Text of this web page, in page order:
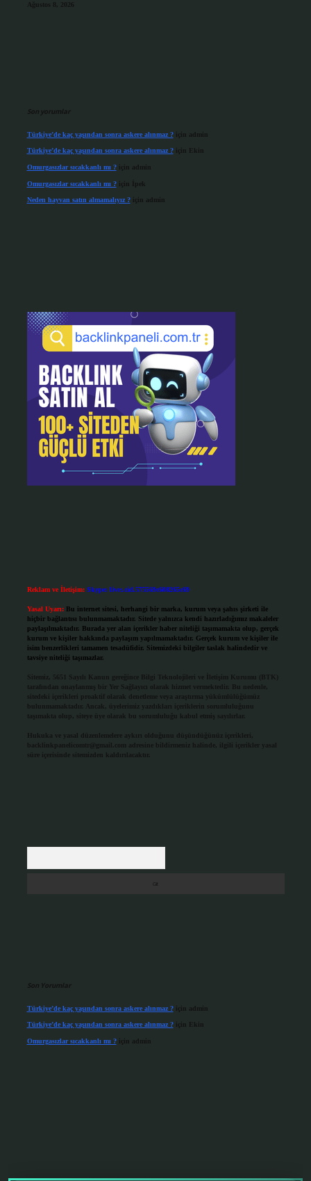
Ağustos 8, 2026
Son yorumlar
Türkiye’de kaç yaşından sonra askere alınmaz ?için admin
Türkiye’de kaç yaşından sonra askere alınmaz ?için Ekin
Omurgasızlar sıcakkanlı mı ?için admin
Omurgasızlar sıcakkanlı mı ?için İpek
Neden hayvan satın almamalıyız ?için admin
Reklam ve İletişim: Skype: live:.cid.575569c608265c69
Yasal Uyarı: Bu internet sitesi, herhangi bir marka, kurum veya şahıs şirketi ile
hiçbir bağlantısı bulunmamaktadır. Sitede yalnızca kendi hazırladığımız makaleler
paylaşılmaktadır. Burada yer alan içerikler haber niteliği taşımamakta olup, gerçek
kurum ve kişiler hakkında paylaşım yapılmamaktadır. Gerçek kurum ve kişiler ile
isim benzerlikleri tamamen tesadüfidir. Sitemizdeki bilgiler taslak halindedir ve
tavsiye niteliği taşımazlar.
Sitemiz, 5651 Sayılı Kanun gereğince Bilgi Teknolojileri ve İletişim Kurumu (BTK)
tarafından onaylanmış bir Yer Sağlayıcı olarak hizmet vermektedir. Bu nedenle,
sitedeki içerikleri proaktif olarak denetleme veya araştırma yükümlülüğümüz
bulunmamaktadır. Ancak, üyelerimiz yazdıkları içeriklerin sorumluluğunu
taşımakta olup, siteye üye olarak bu sorumluluğu kabul etmiş sayılırlar.
Hukuka ve yasal düzenlemelere aykırı olduğunu düşündüğünüz içerikleri,
backlinkpanelicomtr@gmail.com adresine bildirmeniz halinde, ilgili içerikler yasal
süre içerisinde sitemizden kaldırılacaktır.
Son Yorumlar
Türkiye’de kaç yaşından sonra askere alınmaz ?için admin
Türkiye’de kaç yaşından sonra askere alınmaz ?için Ekin
Omurgasızlar sıcakkanlı mı ?için admin